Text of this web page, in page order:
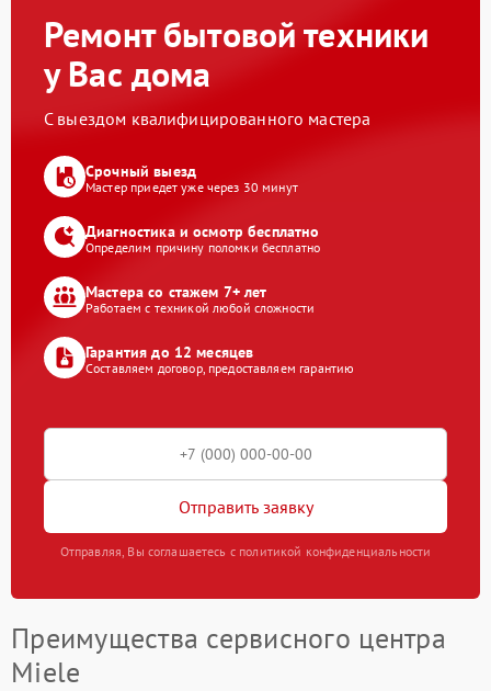
Ремонт бытовой техники
у Вас дома
С выездом квалифицированного мастера
Срочный выезд
Мастер приедет уже через 30 минут
Диагностика и осмотр бесплатно
Определим причину поломки бесплатно
Мастера со стажем 7+ лет
Работаем с техникой любой сложности
Гарантия до 12 месяцев
Составляем договор, предоставляем гарантию
Отправить заявку
Отправляя, Вы соглашаетесь с политикой конфиденциальности
Преимущества сервисного центра
Miele